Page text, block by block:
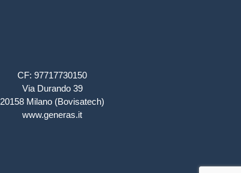
CF: 97717730150
Via Durando 39
20158 Milano (Bovisatech)
www.generas.it